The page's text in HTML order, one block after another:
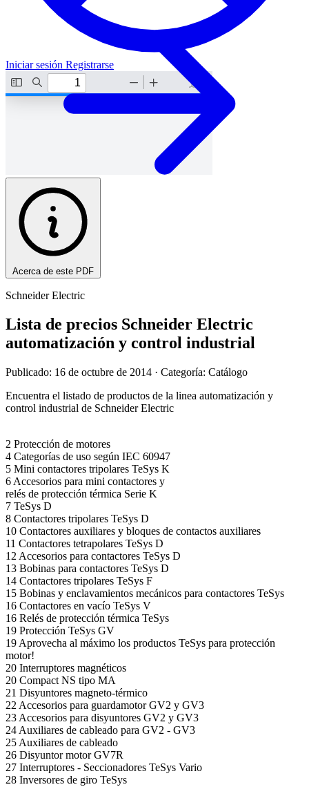
Iniciar sesión Registrarse
Acerca de este PDF
Schneider Electric
Lista de precios Schneider Electric
automatización y control industrial
Publicado: 16 de octubre de 2014 · Categoría: Catálogo
Encuentra el listado de productos de la linea automatización y
control industrial de Schneider Electric
2 Protección de motores
4 Categorías de uso según IEC 60947
5 Mini contactores tripolares TeSys K
6 Accesorios para mini contactores y
relés de protección térmica Serie K
7 TeSys D
8 Contactores tripolares TeSys D
10 Contactores auxiliares y bloques de contactos auxiliares
11 Contactores tetrapolares TeSys D
12 Accesorios para contactores TeSys D
13 Bobinas para contactores TeSys D
14 Contactores tripolares TeSys F
15 Bobinas y enclavamientos mecánicos para contactores TeSys
16 Contactores en vacío TeSys V
16 Relés de protección térmica TeSys
19 Protección TeSys GV
19 Aprovecha al máximo los productos TeSys para protección
motor!
20 Interruptores magnéticos
20 Compact NS tipo MA
21 Disyuntores magneto-térmico
22 Accesorios para guardamotor GV2 y GV3
23 Accesorios para disyuntores GV2 y GV3
24 Auxiliares de cableado para GV2 - GV3
25 Auxiliares de cableado
26 Disyuntor motor GV7R
27 Interruptores - Seccionadores TeSys Vario
28 Inversores de giro TeSys